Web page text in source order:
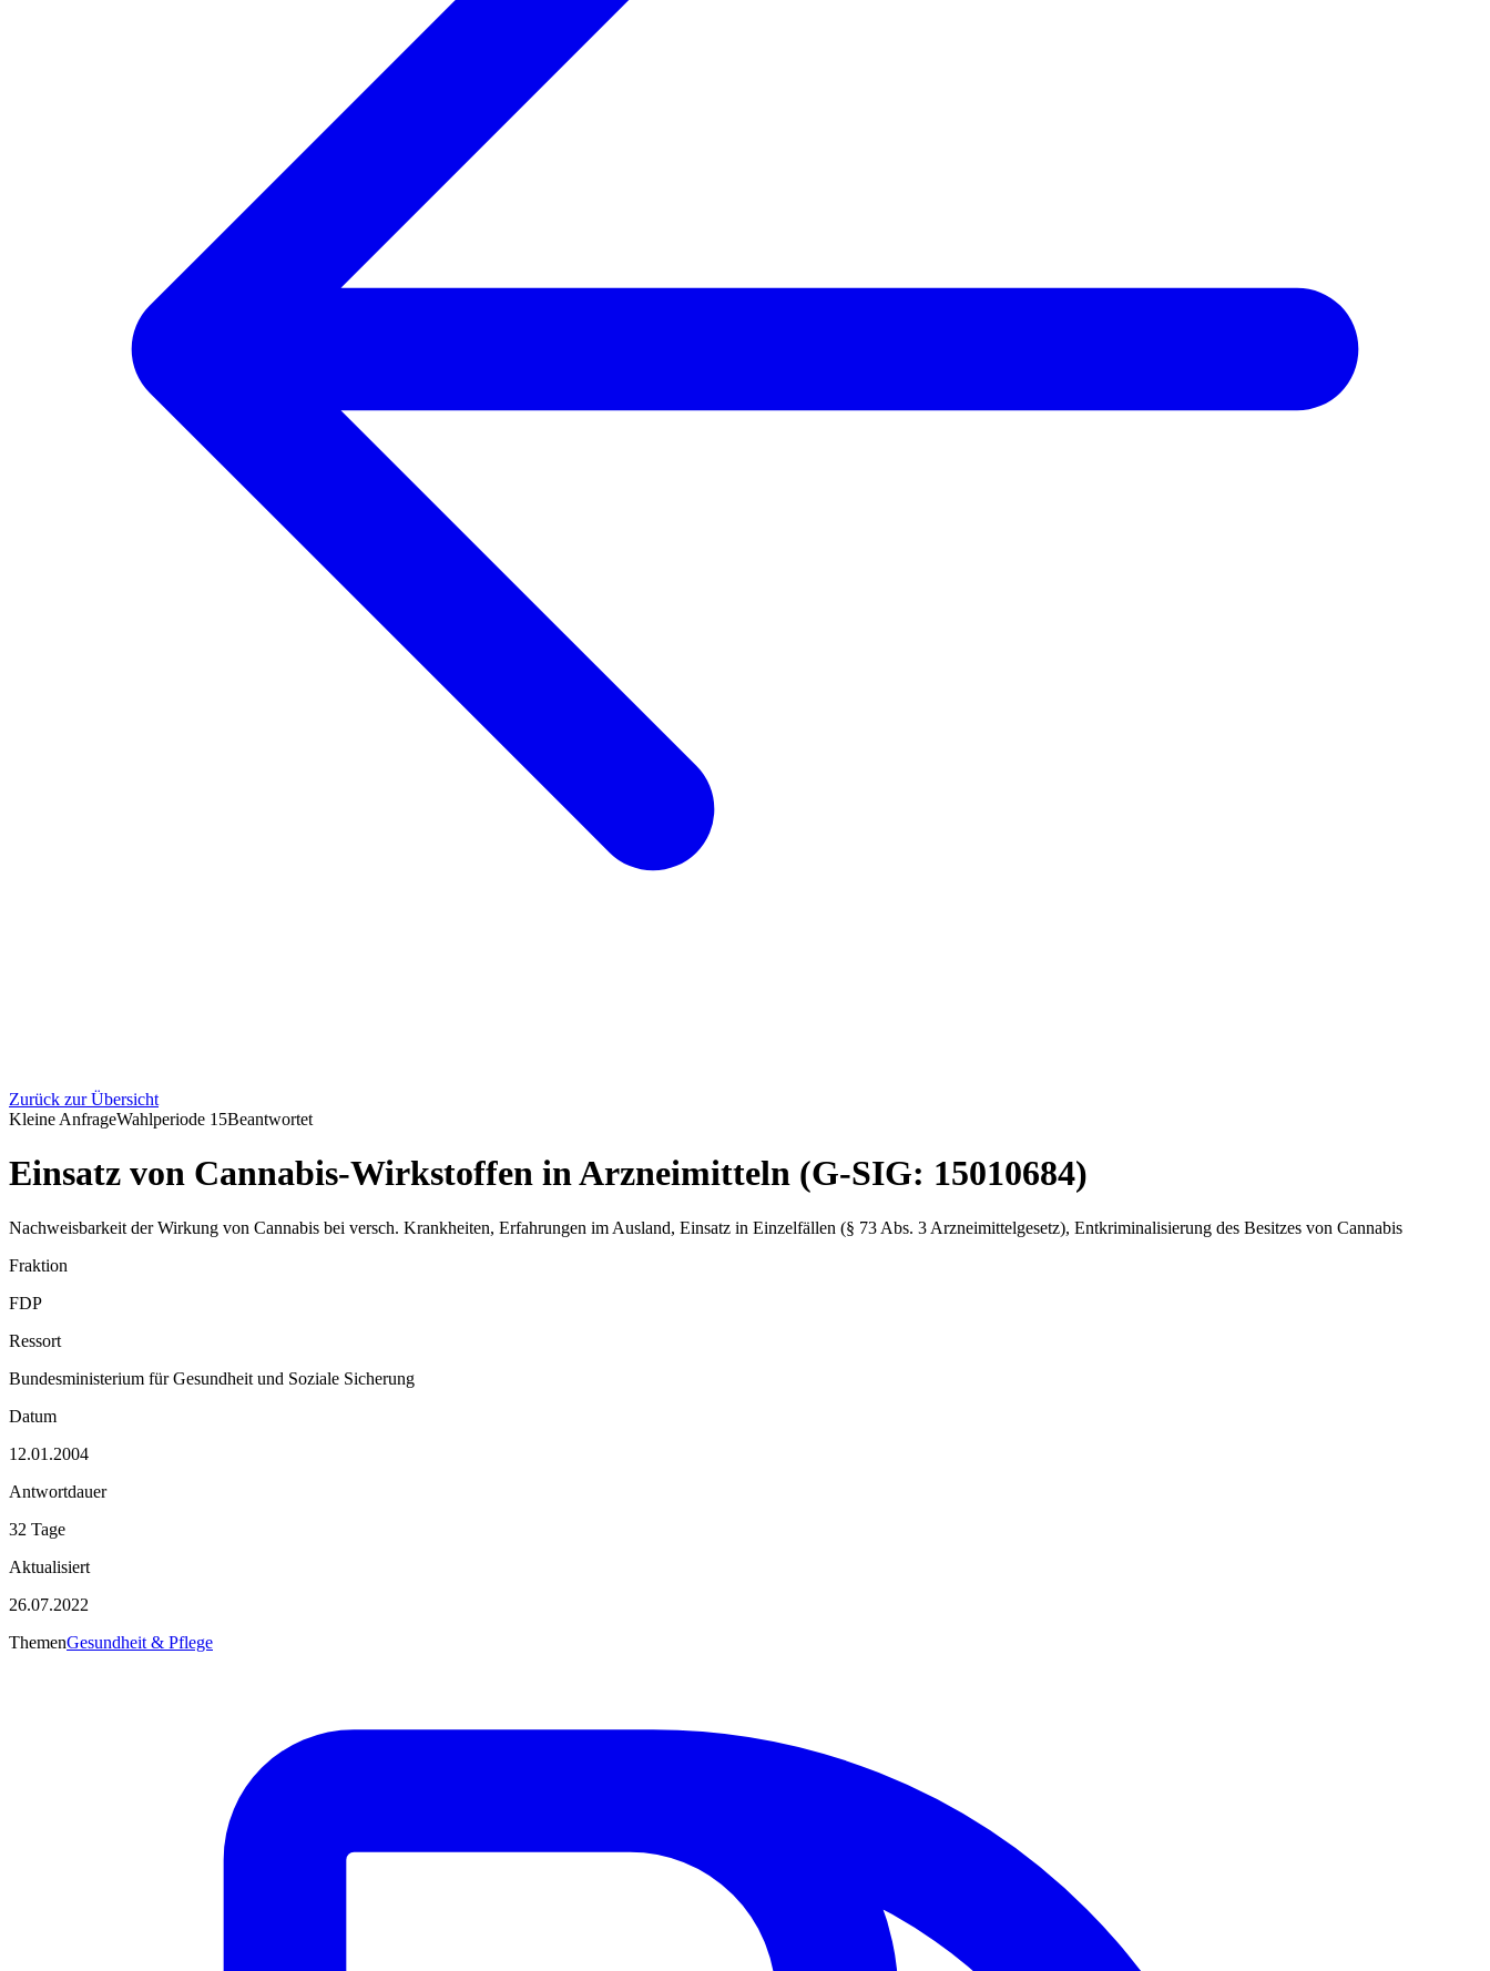
Zurück zur Übersicht
Kleine AnfrageWahlperiode 15Beantwortet
Einsatz von Cannabis-Wirkstoffen in Arzneimitteln (G-SIG: 15010684)
Nachweisbarkeit der Wirkung von Cannabis bei versch. Krankheiten, Erfahrungen im Ausland, Einsatz in Einzelfällen (§ 73 Abs. 3 Arzneimittelgesetz), Entkriminalisierung des Besitzes von Cannabis
Fraktion
FDP
Ressort
Bundesministerium für Gesundheit und Soziale Sicherung
Datum
12.01.2004
Antwortdauer
32 Tage
Aktualisiert
26.07.2022
ThemenGesundheit & Pflege